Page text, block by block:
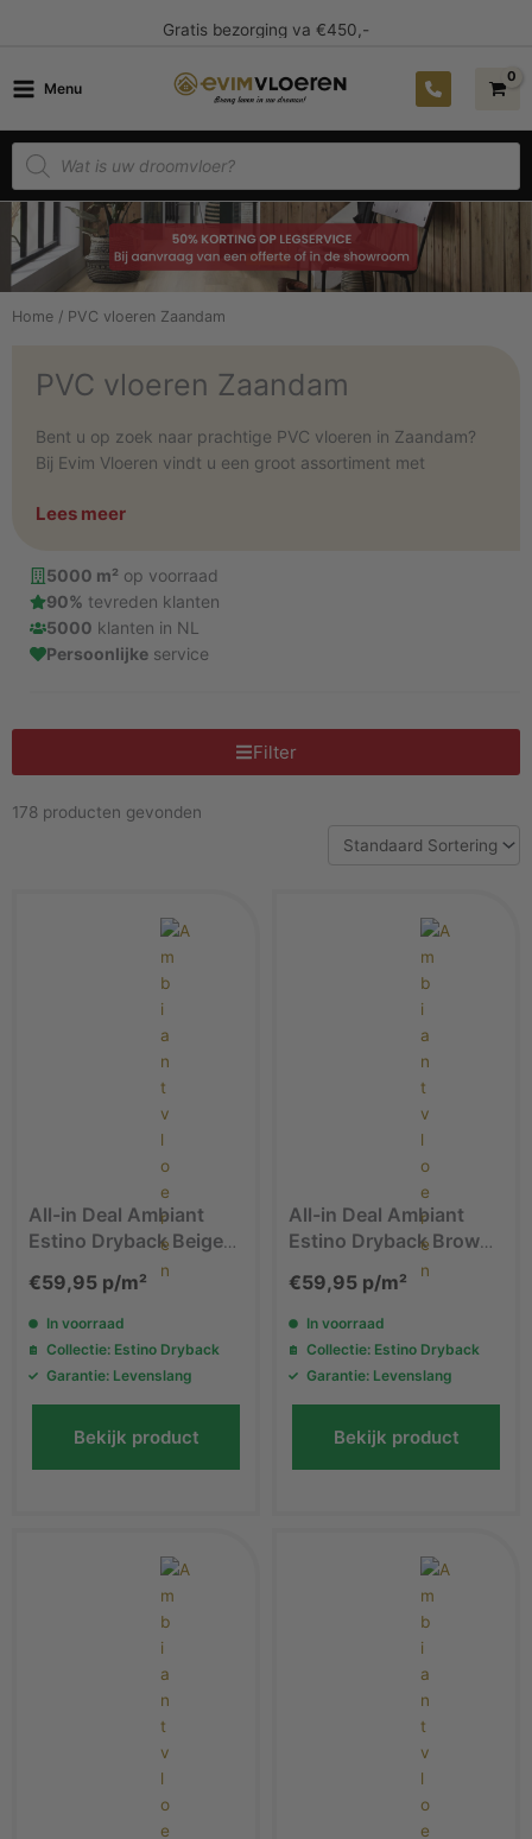
inhoud
Gratis bezorging va €450,-
Menu
Producten
zoeken
Home / PVC vloeren Zaandam
PVC vloeren Zaandam
Bent u op zoek naar prachtige PVC vloeren in Zaandam?
Bij Evim Vloeren vindt u een groot assortiment met
hebben we vloeren met een natuurlijke houtlook, een
PVC. We hebben dus ook de perfecte vloer voor uw
woning. Bekijk het assortiment online of in onze sfeervolle
showroom nabij Zaandam. Daar staan onze
vloerspecialisten klaar om u te adviseren over de beste
Neem contact op
Bezoek de showroom nabij Zaandam
Lees meer
5000 m² op voorraad
90% tevreden klanten
5000 klanten in NL
Persoonlijke service
Filter
178 producten gevonden
All-in Deal Ambiant
Estino Dryback Beige
1613 PVC vloer
€59,95 p/m²
In voorraad
Collectie: Estino Dryback
Garantie: Levenslang
Bekijk product
All-in Deal Ambiant
Estino Dryback Brown
1615 PVC vloer
€59,95 p/m²
In voorraad
Collectie: Estino Dryback
Garantie: Levenslang
Bekijk product